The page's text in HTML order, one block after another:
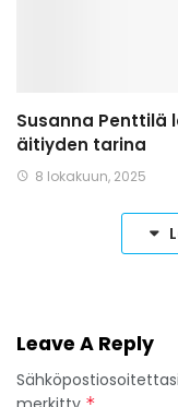
Susanna Penttilä
äitiyden tarina
8 lokakuun, 2025
Leave A Reply
*